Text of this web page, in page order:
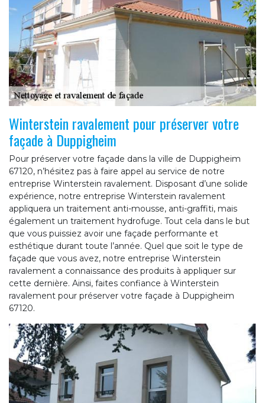
Winterstein ravalement pour préserver votre
façade à Duppigheim
Pour préserver votre façade dans la ville de Duppigheim
67120, n’hésitez pas à faire appel au service de notre
entreprise Winterstein ravalement. Disposant d’une solide
expérience, notre entreprise Winterstein ravalement
appliquera un traitement anti-mousse, anti-graffiti, mais
également un traitement hydrofuge. Tout cela dans le but
que vous puissiez avoir une façade performante et
esthétique durant toute l’année. Quel que soit le type de
façade que vous avez, notre entreprise Winterstein
ravalement a connaissance des produits à appliquer sur
cette dernière. Ainsi, faites confiance à Winterstein
ravalement pour préserver votre façade à Duppigheim
67120.